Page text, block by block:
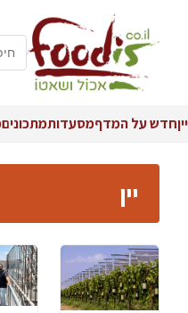
ייןחדש על המדףמסעדותמתכונים
יין